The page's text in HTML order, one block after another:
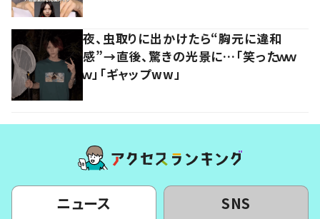
夜、虫取りに出かけたら“胸元に違和
感”→直後、驚きの光景に…「笑ったｗｗ
ｗ」「ギャップww」
ニュース SNS